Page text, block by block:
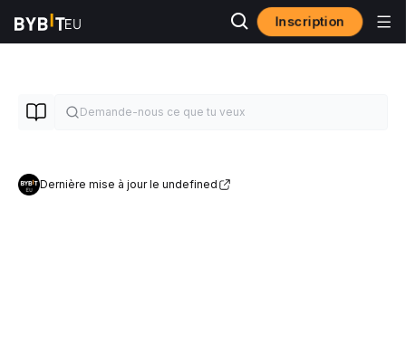
Inscription
Dernière mise à jour le undefined